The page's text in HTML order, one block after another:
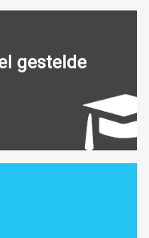
gestelde